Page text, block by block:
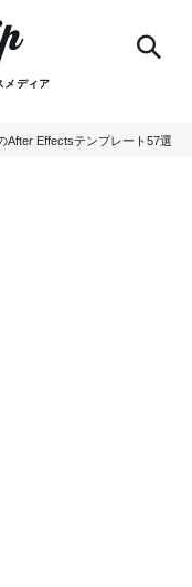
メディア
After Effectsテンプレート57選